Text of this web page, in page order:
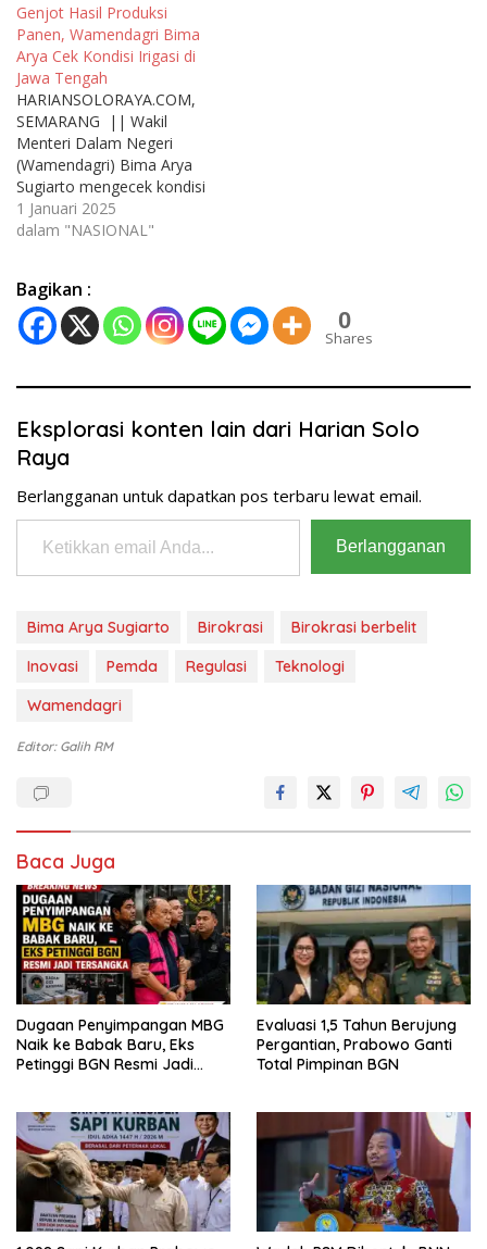
memiliki dinamika yang
berbeda-beda. Hal ini
ditekankan Bima pada
Rapat Koordinasi (Rakor)
Pangan Terbatas se-Jawa
Tengah 2024 di Gedung
Gradhika Bhakti Praja,
Kompleks Kantor Gubernur
Jawa Tengah…
Genjot Hasil Produksi
Panen, Wamendagri Bima
Arya Cek Kondisi Irigasi di
Jawa Tengah
HARIANSOLORAYA.COM,
SEMARANG || Wakil
Menteri Dalam Negeri
(Wamendagri) Bima Arya
Sugiarto mengecek kondisi
irigasi di Provinsi Jawa
Tengah (Jateng) yang
berada di Kelurahan
Mangkang Wetan dan
Kelurahan Mangunharjo,
Semarang, Jateng. Bima
informasi, irigasi di lokasi
tersebut tidak berfungsi
optimal…
1 Januari 2025
dalam "NASIONAL"
Bagikan :
0
Shares
Eksplorasi konten lain dari Harian Solo
Raya
Berlangganan untuk dapatkan pos terbaru lewat email.
Ketikkan email Anda...
Berlangganan
Bima Arya Sugiarto Birokrasi
Birokrasi berbelit
Inovasi
Pemda Regulasi
Teknologi
Wamendagri
Editor: Galih RM
Baca Juga
Dugaan Penyimpangan MBG
Naik ke Babak Baru, Eks
Petinggi BGN Resmi Jadi
Evaluasi 1,5 Tahun Berujung
Pergantian, Prabowo Ganti
Total Pimpinan BGN